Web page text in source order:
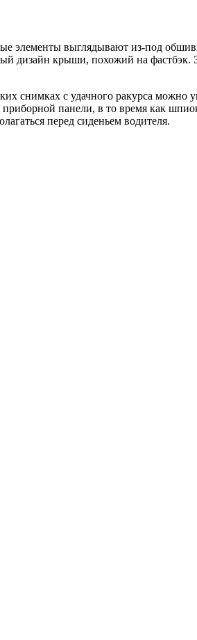
элементы выглядывают из-под
дизайн крыши, похожий на фастбэк.
снимках с удачного ракурса можно
панели, в то время как
перед сиденьем водителя.